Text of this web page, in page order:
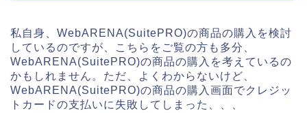
私自身、WebARENA(SuitePRO)の商品の購入を検討
しているのですが、こちらをご覧の方も多分、
WebARENA(SuitePRO)の商品の購入を考えているの
かもしれません。ただ、よくわからないけど、
WebARENA(SuitePRO)の商品の購入画面でクレジッ
トカードの支払いに失敗してしまった、、、